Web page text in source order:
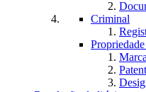
Criminal
Marca